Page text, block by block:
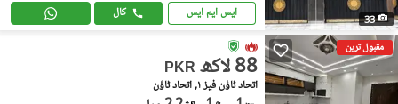
33 ایس ایم ایس کال
مقبول ترین
PKR 88 لاکھ
اتحاد ٹاؤن فیز ١, اتحاد ٹاؤن